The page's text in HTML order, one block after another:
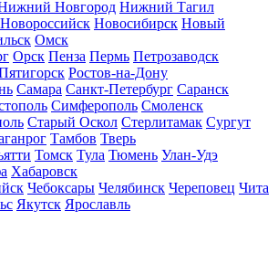
Новгород Нижний Тагил
Новороссийск Новосибирск Новый
Омск
Орск Пенза Пермь Петрозаводск
Ростов-на-Дону
Самара Санкт-Петербург Саранск
Симферополь Смоленск
Старый Оскол Стерлитамак Сургут
Тамбов Тверь
Томск Тула Тюмень Улан-Удэ
Хабаровск
Чебоксары Челябинск Череповец Чита
Якутск Ярославль